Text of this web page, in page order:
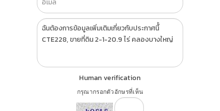
Human verification
กรุณากรอกตัวอักษรที่เห็น